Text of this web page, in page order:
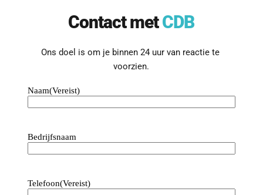
Contact met CDB
Ons doel is om je binnen 24 uur van reactie te
voorzien.
Naam(Vereist)
Bedrijfsnaam
Telefoon(Vereist)